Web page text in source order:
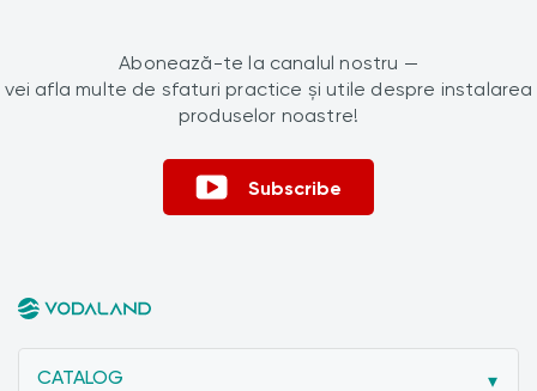
Abonează-te la canalul nostru —
vei afla multe de sfaturi practice și utile despre instalarea
produselor noastre!
Subscribe
CATALOG